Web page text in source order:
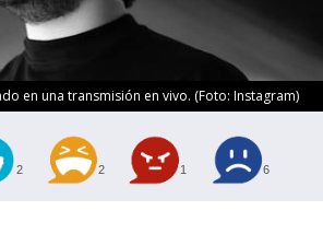
en una transmisión en vivo. (Foto: Instagram)
2 2 1 6